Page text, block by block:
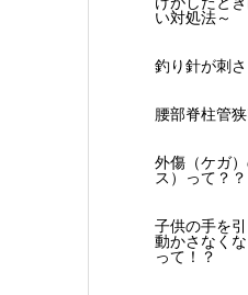
い対処法～
釣り針が刺
腰部脊柱管
外傷（ケガ
ス）って？？
子供の手を
動かさなく
って！？